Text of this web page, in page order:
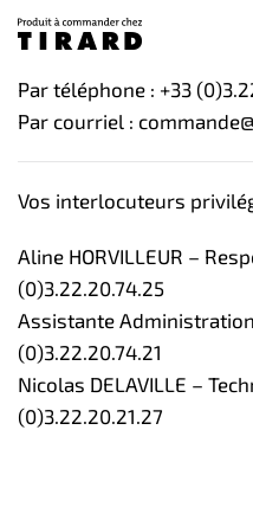
Par téléphone : +33
Par courriel :
Vos interlocuteurs
Aline HORVILLEUR –
(0)3.22.20.74.25
Assistante
(0)3.22.20.74.21
Nicolas DELAVILLE –
(0)3.22.20.21.27